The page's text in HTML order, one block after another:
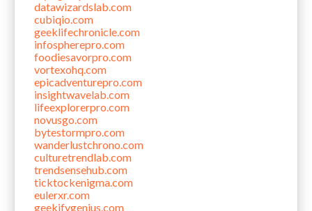
datawizardslab.com
cubiqio.com
geeklifechronicle.com
infospherepro.com
foodiesavorpro.com
vortexohq.com
epicadventurepro.com
insightwavelab.com
lifeexplorerpro.com
novusgo.com
bytestormpro.com
wanderlustchrono.com
culturetrendlab.com
trendsensehub.com
ticktockenigma.com
eulerxr.com
geekifygenius.com